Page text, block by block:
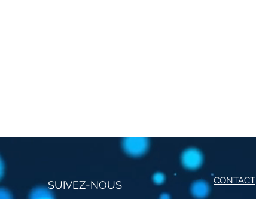
SUIVEZ-NOUS CONTACT